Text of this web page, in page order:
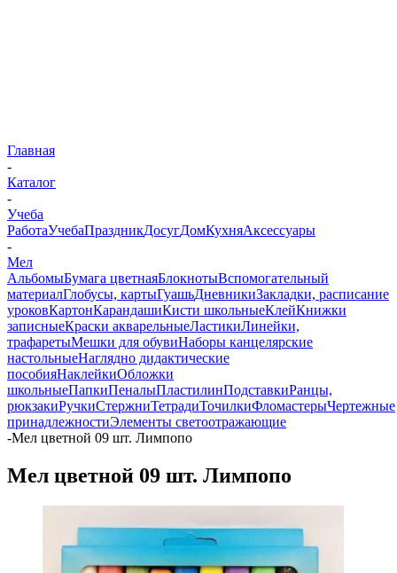
Главная
-
Каталог
-
Учеба
РаботаУчебаПраздникДосугДомКухняАксессуары
-
Мел
АльбомыБумага цветнаяБлокнотыВспомогательный
материалГлобусы, картыГуашьДневникиЗакладки, расписание
уроковКартонКарандашиКисти школьныеКлейКнижки
записныеКраски акварельныеЛастикиЛинейки,
трафаретыМешки для обувиНаборы канцелярские
настольныеНаглядно дидактические
пособияНаклейкиОбложки
школьныеПапкиПеналыПластилинПодставкиРанцы,
рюкзакиРучкиСтержниТетрадиТочилкиФломастерыЧертежные
принадлежностиЭлементы светоотражающие
-Мел цветной 09 шт. Лимпопо
Мел цветной 09 шт. Лимпопо